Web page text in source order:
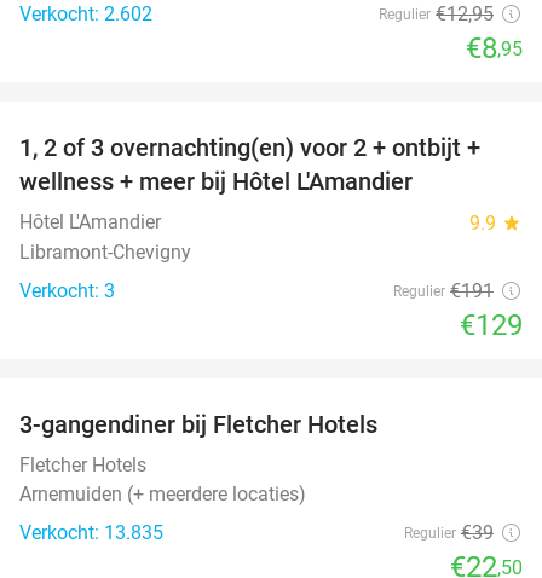
Verkocht: 2.602
Regulier €12,95
€8,95
32%
TODAY
1, 2 of 3 overnachting(en) voor 2 + ontbijt +
wellness + meer bij Hôtel L'Amandier
Hôtel L'Amandier 9.9 star
Libramont-Chevigny
Verkocht: 3
Regulier €191
€129
3-gangendiner bij Fletcher Hotels
Fletcher Hotels
Arnemuiden (+ meerdere locaties)
Verkocht: 13.835
Regulier €39
€22,50